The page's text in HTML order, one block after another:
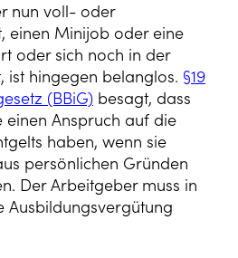
nun voll- oder
einen Minijob oder eine
oder sich noch in der
ist hingegen belanglos. §19
(BBiG) besagt, dass
einen Anspruch auf die
haben, wenn sie
persönlichen Gründen
Der Arbeitgeber muss in
Ausbildungsvergütung